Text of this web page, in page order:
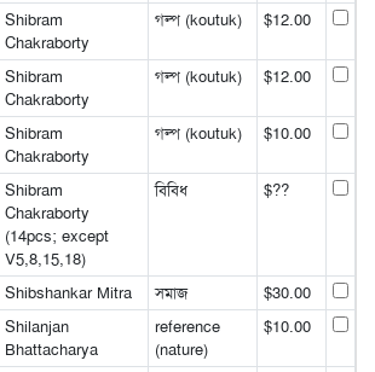
Shibram
Chakraborty
গল্প (koutuk) $12.00
Shibram
Chakraborty
গল্প (koutuk) $12.00
Shibram
Chakraborty
গল্প (koutuk) $10.00
Shibram
Chakraborty
(14pcs; except
V5,8,15,18)
বিবিধ $??
Shibshankar Mitra সমাজ
$30.00
Shilanjan
Bhattacharya
reference
(nature)
$10.00